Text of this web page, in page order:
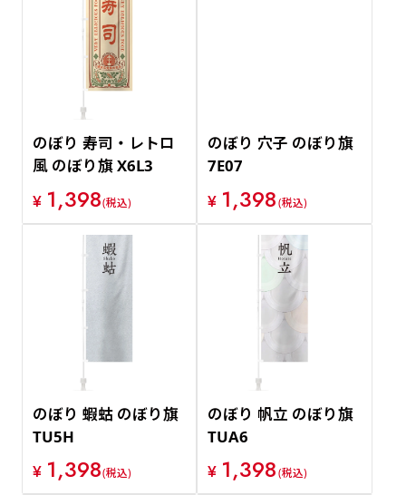
のぼり 寿司・レトロ
風 のぼり旗 X6L3
¥ 1,398(税込)
のぼり 穴子 のぼり旗
7E07
¥ 1,398(税込)
のぼり 蝦蛄 のぼり旗
TU5H
¥ 1,398(税込)
のぼり 帆立 のぼり旗
TUA6
¥ 1,398(税込)